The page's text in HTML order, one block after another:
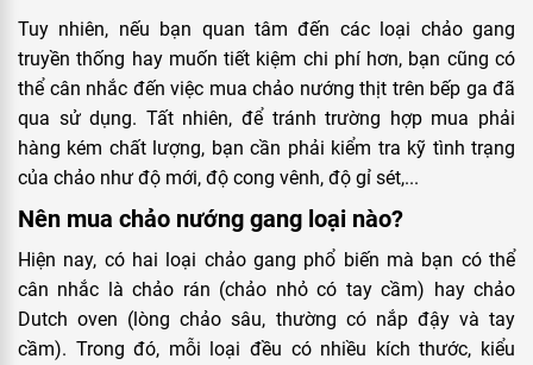
Tuy nhiên, nếu bạn quan tâm đến các loại chảo gang
truyền thống hay muốn tiết kiệm chi phí hơn, bạn cũng có
thể cân nhắc đến việc mua chảo nướng thịt trên bếp ga đã
qua sử dụng. Tất nhiên, để tránh trường hợp mua phải
hàng kém chất lượng, bạn cần phải kiểm tra kỹ tình trạng
của chảo như độ mới, độ cong vênh, độ gỉ sét,...
Nên mua chảo nướng gang loại nào?
Hiện nay, có hai loại chảo gang phổ biến mà bạn có thể
cân nhắc là chảo rán (chảo nhỏ có tay cầm) hay chảo
Dutch oven (lòng chảo sâu, thường có nắp đậy và tay
cầm). Trong đó, mỗi loại đều có nhiều kích thước, kiểu